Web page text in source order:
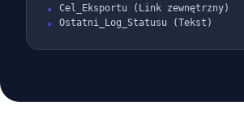
Cel_Eksportu (Link zewnętrzny)
Ostatni_Log_Statusu (Tekst)